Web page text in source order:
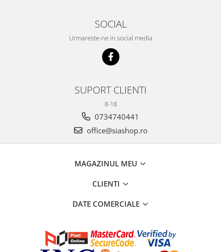
SOCIAL
Urmareste-ne in social media
SUPORT CLIENTI
8-18
0734740441
office@siashop.ro
MAGAZINUL MEU
CLIENTI
DATE COMERCIALE